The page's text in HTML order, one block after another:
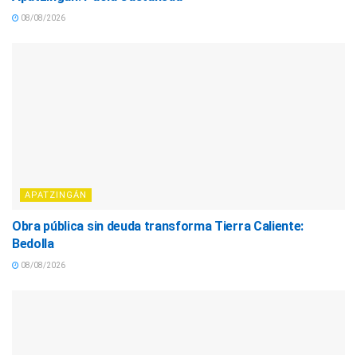
08/08/2026
APATZINGÁN
Obra pública sin deuda transforma Tierra Caliente:
Bedolla
08/08/2026